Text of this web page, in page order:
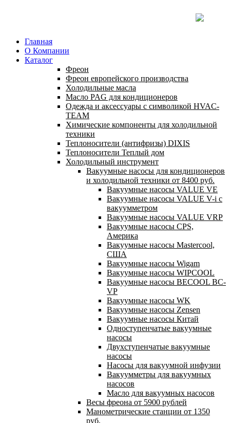
Главная
О Компании
Каталог
Фреон
Фреон европейского производства
Холодильные масла
Масло PAG для кондиционеров
Одежда и аксессуары с символикой HVAC-
TEAM
Химические компоненты для холодильной
техники
Теплоносители (антифризы) DIXIS
Теплоносители Теплый дом
Холодильный инструмент
Вакуумные насосы для кондиционеров
и холодильной техники от 8400 руб.
Вакуумные насосы VALUE VE
Вакуумные насосы VALUE V-i с
вакуумметром
Вакуумные насосы VALUE VRP
Вакуумные насосы CPS,
Америка
Вакуумные насосы Mastercool,
США
Вакуумные насосы Wigam
Вакуумные насосы WIPCOOL
Вакуумные насосы BECOOL BC-
VP
Вакуумные насосы WK
Вакуумные насосы Zensen
Вакуумные насосы Китай
Одноступенчатые вакуумные
насосы
Двухступенчатые вакуумные
насосы
Насосы для вакуумной инфузии
Вакуумметры для вакуумных
насосов
Масло для вакуумных насосов
Весы фреона от 5900 рублей
Манометрические станции от 1350
руб.